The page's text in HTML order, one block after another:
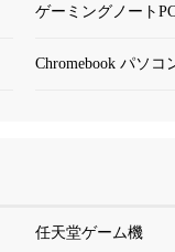
ゲーミングノート
Chromebook パソコ
任天堂ゲーム機